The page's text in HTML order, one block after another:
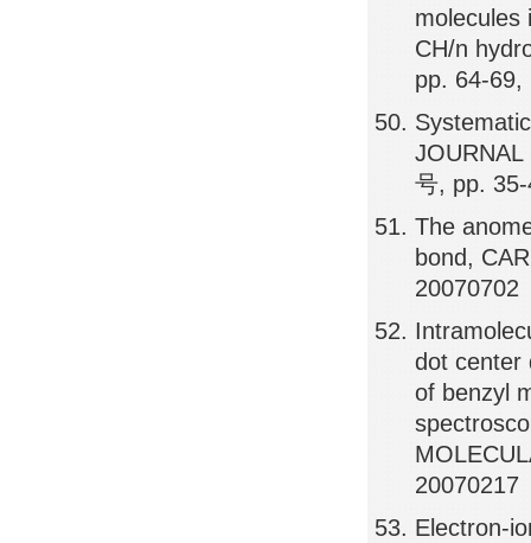
molecules
CH/n
pp. 64-69,
号, pp.
The
bond,
20070702
dot center
of benzyl
20070217
Electron-